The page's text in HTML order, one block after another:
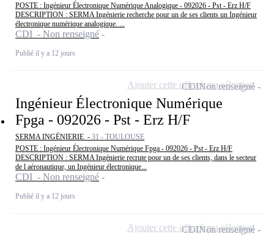
POSTE : Ingénieur Électronique Numérique Analogique - 092026 - Pst - Erz H/F
DESCRIPTION : SERMA Ingénierie recherche pour un de ses clients un Ingénieur
électronique numérique analogique. ...
CDI - Non renseigné
Publié il y a 12 jours
Ingénieur Électronique Numérique
Fpga - 092026 - Pst - Erz H/F
SERMA INGÉNIERIE - 31 - TOULOUSE
POSTE : Ingénieur Électronique Numérique Fpga - 092026 - Pst - Erz H/F
DESCRIPTION : SERMA Ingénierie recrute pour un de ses clients, dans le secteur
de l aéronautique, un Ingénieur électronique...
CDI - Non renseigné
Publié il y a 12 jours
CDINon renseigné
Ajouter cette offre à ma sélection
CDINon renseigné
Ajouter cette offre à ma sélection